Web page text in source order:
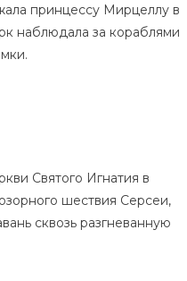
принцессу Мирцеллу в
наблюдала за кораблями
Святого Игнатия в
шествия Серсеи,
сквозь разгневанную